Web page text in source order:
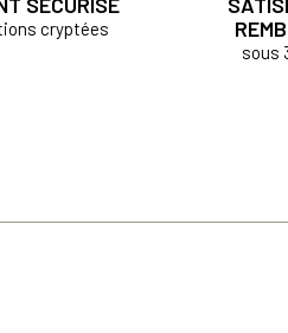
cryptées
sous